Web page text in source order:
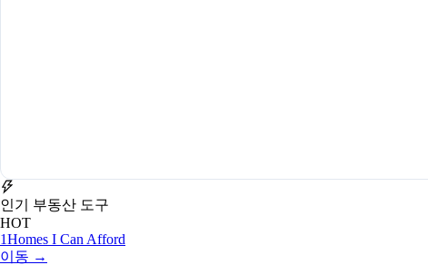
인기 부동산 도구
HOT
1Homes I Can Afford
이동 →